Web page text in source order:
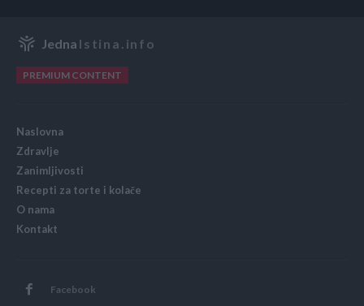
Jedna Istina.info
PREMIUM CONTENT
Naslovna
Zdravlje
Zanimljivosti
Recepti za torte i kolače
O nama
Kontakt
Facebook